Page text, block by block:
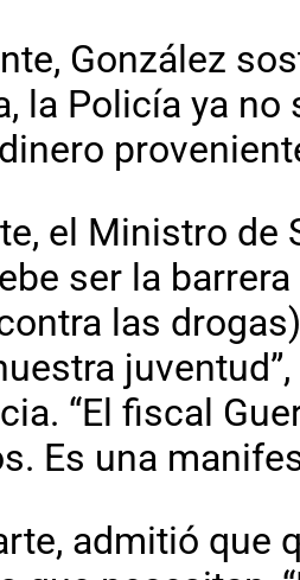
González
la Policía ya
el Ministro de
ser la
las
“El fiscal
Es una
admitió que